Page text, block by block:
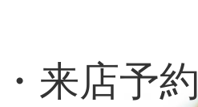
来店予約